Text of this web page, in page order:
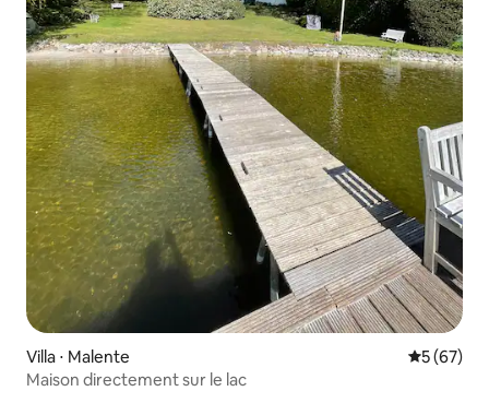
Villa ⋅ Malente
5 (67)
Maison directement sur le lac